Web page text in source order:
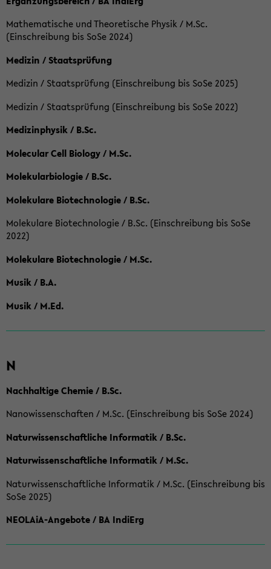
Mathematische und Theoretische Physik / M.Sc.
(Einschreibung bis SoSe 2024)
Medizin / Staatsprüfung
Medizin / Staatsprüfung (Einschreibung bis SoSe 2025)
Medizin / Staatsprüfung (Einschreibung bis SoSe 2022)
Medizinphysik / B.Sc.
Molecular Cell Biology / M.Sc.
Molekularbiologie / B.Sc.
Molekulare Biotechnologie / B.Sc.
Molekulare Biotechnologie / B.Sc. (Einschreibung bis SoSe
2022)
Molekulare Biotechnologie / M.Sc.
Musik / B.A.
Musik / M.Ed.
N
Nachhaltige Chemie / B.Sc.
Nanowissenschaften / M.Sc. (Einschreibung bis SoSe 2024)
Naturwissenschaftliche Informatik / B.Sc.
Naturwissenschaftliche Informatik / M.Sc.
Naturwissenschaftliche Informatik / M.Sc. (Einschreibung bis
SoSe 2025)
NEOLAiA-Angebote / BA IndiErg